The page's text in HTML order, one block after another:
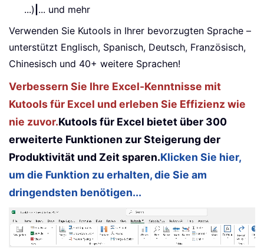
...) ... und mehr
Verwenden Sie Kutools in Ihrer bevorzugten Sprache –
unterstützt Englisch, Spanisch, Deutsch, Französisch,
Chinesisch und 40+ weitere Sprachen!
Verbessern Sie Ihre Excel-Kenntnisse mit
Kutools für Excel und erleben Sie Effizienz wie
nie zuvor.Kutools für Excel bietet über 300
erweiterte Funktionen zur Steigerung der
Produktivität und Zeit sparen.Klicken Sie hier,
um die Funktion zu erhalten, die Sie am
dringendsten benötigen...